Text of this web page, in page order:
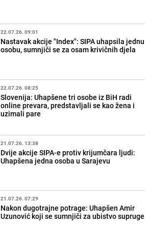
22.07.26. 09:01
Nastavak akcije "Index": SIPA uhapsila jednu
osobu, sumnjiči se za osam krivičnih djela
22.07.26. 08:25
Slovenija: Uhapšene tri osobe iz BiH radi
online prevara, predstavljali se kao žena i
uzimali pare
21.07.26. 13:38
Dvije akcije SIPA-e protiv krijumčara ljudi:
Uhapšena jedna osoba u Sarajevu
21.07.26. 07:29
Nakon dugotrajne potrage: Uhapšen Amir
Uzunović koji se sumnjiči za ubistvo supruge